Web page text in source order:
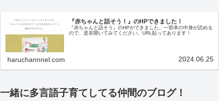
『赤ちゃんと話そう！』のHPできました！
『赤ちゃんと話そう』のHPができました。一部本の中身が読める
ので、是非開いてみてください。URL貼ってあります！
haruchannnel.com 2024.06.25
一緒に多言語子育てしてる仲間のブログ！